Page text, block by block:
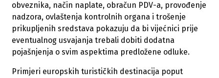
obveznika, način naplate, obračun PDV-a, provođenje
nadzora, ovlaštenja kontrolnih organa i trošenje
prikupljenih sredstava pokazuju da bi vijećnici prije
eventualnog usvajanja trebali dobiti dodatna
pojašnjenja o svim aspektima predložene odluke.
Primjeri europskih turističkih destinacija poput